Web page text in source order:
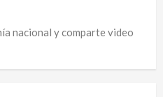
nacional y comparte video